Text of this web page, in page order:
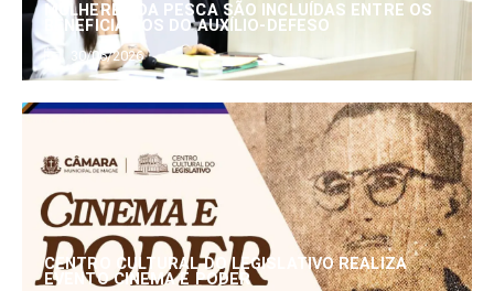
MULHERES DA PESCA SÃO INCLUÍDAS ENTRE OS
BENEFICIÁRIOS DO AUXÍLIO-DEFESO
30/06/2026
CENTRO CULTURAL DO LEGISLATIVO REALIZA
EVENTO CINEMA E PODER